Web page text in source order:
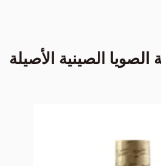
الصينية الأصيلة